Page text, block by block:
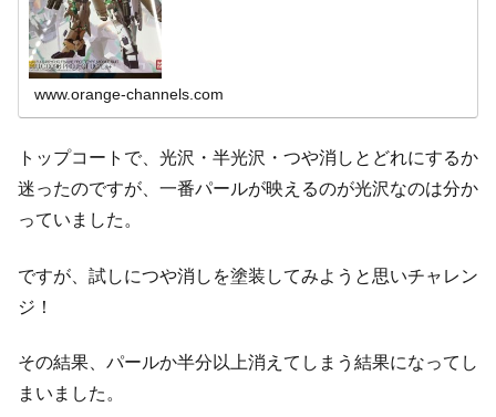
www.orange-channels.com
トップコートで、光沢・半光沢・つや消しとどれにするか
迷ったのですが、一番パールが映えるのが光沢なのは分か
っていました。
ですが、試しにつや消しを塗装してみようと思いチャレン
ジ！
その結果、パールか半分以上消えてしまう結果になってし
まいました。